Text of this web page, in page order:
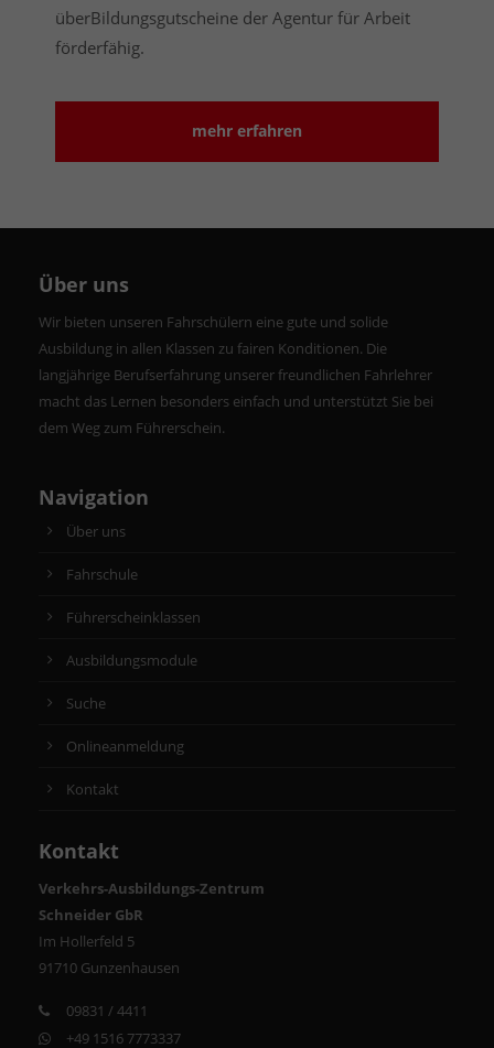
überBildungsgutscheine der Agentur für Arbeit
förderfähig.
mehr erfahren
Über uns
Wir bieten unseren Fahrschülern eine gute und solide
Ausbildung in allen Klassen zu fairen Konditionen. Die
langjährige Berufserfahrung unserer freundlichen Fahrlehrer
macht das Lernen besonders einfach und unterstützt Sie bei
dem Weg zum Führerschein.
Navigation
Über uns
Fahrschule
Führerscheinklassen
Ausbildungsmodule
Suche
Onlineanmeldung
Kontakt
Kontakt
Verkehrs-Ausbildungs-Zentrum
Schneider GbR
Im Hollerfeld 5
91710 Gunzenhausen
09831 / 4411
+49 1516 7773337